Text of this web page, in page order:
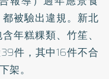
被驗出違規。新北
年糕粿類、竹笙、
件，其中16件不合
架。